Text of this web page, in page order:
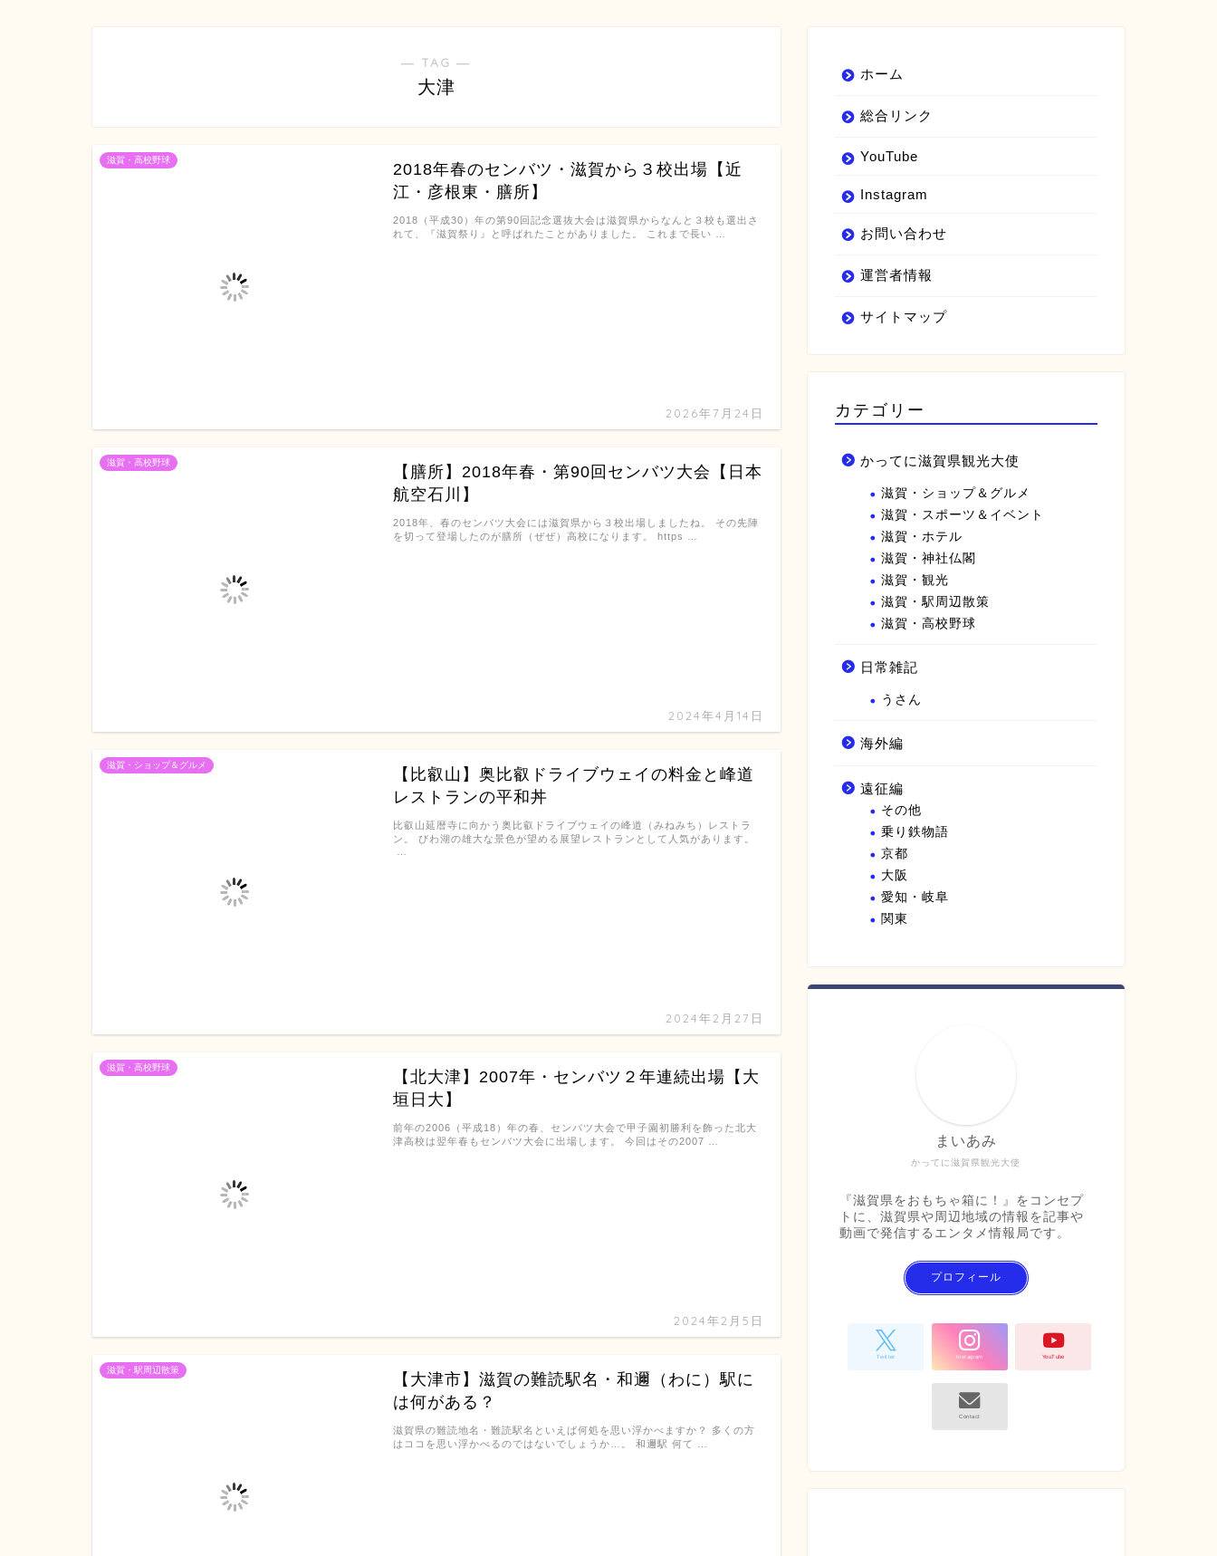
― TAG ―
大津
滋賀・高校野球
2018年春のセンバツ・滋賀から３校出場【近
江・彦根東・膳所】
2026年7月24日
2018（平成30）年の第90回記念選抜大会は滋賀県からなんと３校も選出さ
れて、『滋賀祭り』と呼ばれたことがありました。 これまで長い …
滋賀・高校野球
【膳所】2018年春・第90回センバツ大会【日本
航空石川】
2024年4月14日
2018年、春のセンバツ大会には滋賀県から３校出場しましたね。 その先陣
を切って登場したのが膳所（ぜぜ）高校になります。 https …
滋賀・ショップ＆グルメ
【比叡山】奥比叡ドライブウェイの料金と峰道
レストランの平和丼
2024年2月27日
比叡山延暦寺に向かう奥比叡ドライブウェイの峰道（みねみち）レストラ
ン。 びわ湖の雄大な景色が望める展望レストランとして人気があります。
滋賀・高校野球
【北大津】2007年・センバツ２年連続出場【大
垣日大】
2024年2月5日
前年の2006（平成18）年の春、センバツ大会で甲子園初勝利を飾った北大
津高校は翌年春もセンバツ大会に出場します。 今回はその2007 …
滋賀・駅周辺散策
【大津市】滋賀の難読駅名・和邇（わに）駅に
は何がある？
滋賀県の難読地名・難読駅名といえば何処を思い浮かべますか？ 多くの方
はココを思い浮かべるのではないでしょうか…。 和邇駅 何て …
ホーム
総合リンク
YouTube
Instagram
お問い合わせ
運営者情報
サイトマップ
カテゴリー
かってに滋賀県観光大使
滋賀・ショップ＆グルメ
滋賀・スポーツ＆イベント
滋賀・ホテル
滋賀・神社仏閣
滋賀・観光
滋賀・駅周辺散策
滋賀・高校野球
日常雑記
うさん
海外編
遠征編
その他
乗り鉄物語
京都
大阪
愛知・岐阜
関東
かってに滋賀県観光大使
まいあみ
『滋賀県をおもちゃ箱に！』をコンセプ
トに、滋賀県や周辺地域の情報を記事や
動画で発信するエンタメ情報局です。
プロフィール